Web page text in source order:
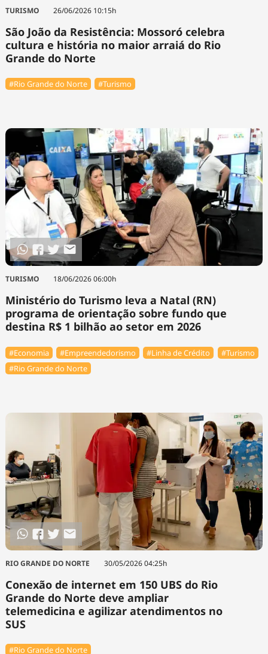
Cinema
Infraestrutura
TURISMO 26/06/2026 10:15h
São João da Resistência: Mossoró celebra
cultura e história no maior arraiá do Rio
Grande do Norte
#Rio Grande do Norte #Turismo
TURISMO 18/06/2026 06:00h
Ministério do Turismo leva a Natal (RN)
programa de orientação sobre fundo que
destina R$ 1 bilhão ao setor em 2026
#Economia #Empreendedorismo #Linha de Crédito
#Turismo
#Rio Grande do Norte
RIO GRANDE DO NORTE 30/05/2026 04:25h
Conexão de internet em 150 UBS do Rio
Grande do Norte deve ampliar
telemedicina e agilizar atendimentos no
SUS
#Rio Grande do Norte